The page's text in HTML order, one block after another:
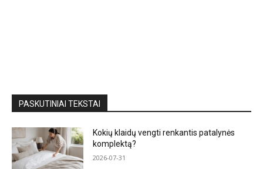
PASKUTINIAI TEKSTAI
Kokių klaidų vengti renkantis patalynės
komplektą?
2026-07-31